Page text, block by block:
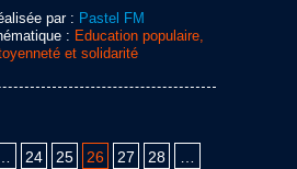
par : Pastel FM
: Education populaire,
et solidarité
24 25 26 27 28